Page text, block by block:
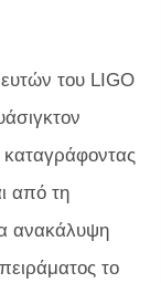
του LIGO
από τη
ανακάλυψη
το